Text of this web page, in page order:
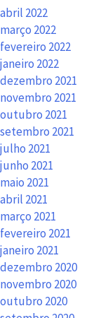
abril 2022
março 2022
fevereiro 2022
janeiro 2022
dezembro 2021
novembro 2021
outubro 2021
setembro 2021
julho 2021
junho 2021
maio 2021
abril 2021
março 2021
fevereiro 2021
janeiro 2021
dezembro 2020
novembro 2020
outubro 2020